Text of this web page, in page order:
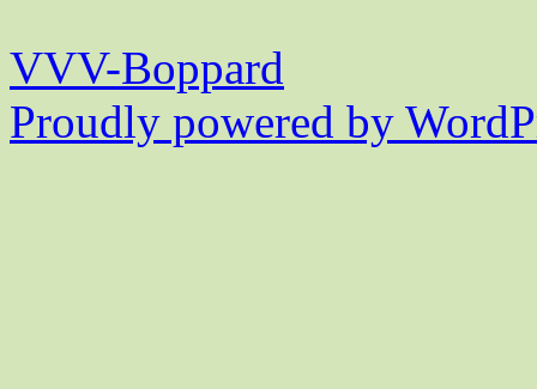
VVV-Boppard
Proudly powered by